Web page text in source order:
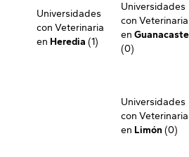
Universidades
con Veterinaria
en Heredia (1)
Universidades
con Veterinaria
en Guanacaste
(0)
Universidades
con Veterinaria
en Limón(0)